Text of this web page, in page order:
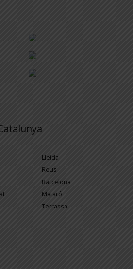
Lleida
Reus
Barcelona
Mataró
Terrassa